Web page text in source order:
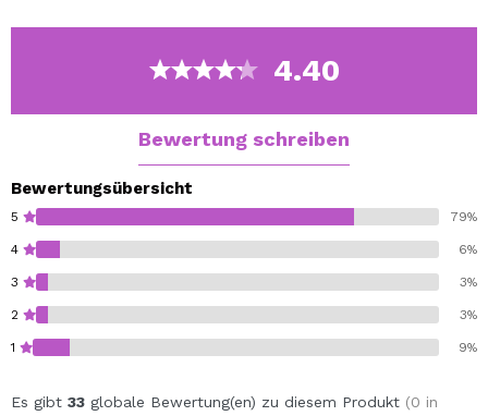
4.40
Bewertung schreiben
Bewertungsübersicht
5 79%
4 6%
3 3%
2 3%
1 9%
Es gibt 33 globale Bewertung(en) zu diesem Produkt (0 in